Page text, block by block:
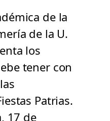
de la
de la U.
los
tener con
Patrias.
17 de